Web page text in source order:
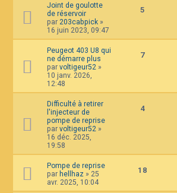
Joint de goulotte
de réservoir
par 203cabpick »
16 juin 2023, 09:47
5
Peugeot 403 U8 qui
ne démarre plus
par voltigeur52 »
10 janv. 2026,
12:48
7
Difficulté à retirer
l'injecteur de
pompe de reprise
par voltigeur52 »
16 déc. 2025,
19:58
4
Pompe de reprise
par hellhaz » 25
avr. 2025, 10:04
18